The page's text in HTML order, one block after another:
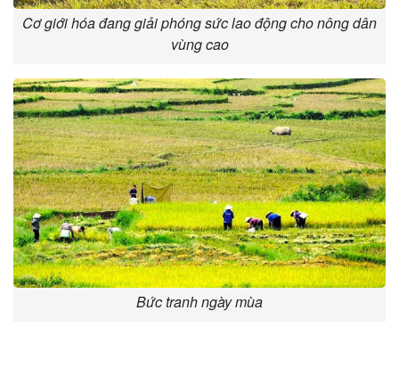
Cơ giới hóa đang giải phóng sức lao động cho nông dân
vùng cao
Bức tranh ngày mùa